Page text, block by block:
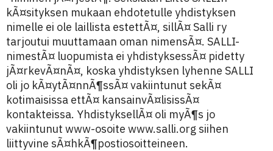
kÃ¤sityksen mukaan ehdotetulle yhdistyksen
nimelle ei ole laillista estettÃ¤, sillÃ¤ Salli ry
tarjoutui muuttamaan oman nimensÃ¤. SALLI-
nimestÃ¤ luopumista ei yhdistyksessÃ¤ pidetty
jÃ¤rkevÃ¤nÃ¤, koska yhdistyksen lyhenne SALLI
oli jo kÃ¤ytÃ¤nnÃ¶ssÃ¤ vakiintunut sekÃ¤
kotimaisissa ettÃ¤ kansainvÃ¤lisissÃ¤
kontakteissa. YhdistyksellÃ¤ oli myÃ¶s jo
vakiintunut www-osoite www.salli.org siihen
liittyvine sÃ¤hkÃ¶postiosoitteineen.